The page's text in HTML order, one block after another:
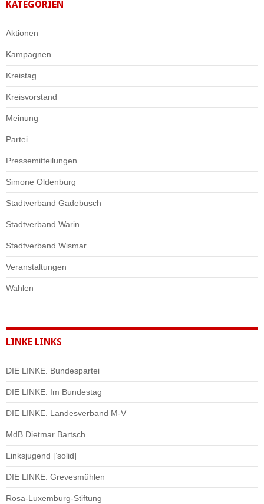
KATEGORIEN
Aktionen
Kampagnen
Kreistag
Kreisvorstand
Meinung
Partei
Pressemitteilungen
Simone Oldenburg
Stadtverband Gadebusch
Stadtverband Warin
Stadtverband Wismar
Veranstaltungen
Wahlen
LINKE LINKS
DIE LINKE. Bundespartei
DIE LINKE. Im Bundestag
DIE LINKE. Landesverband M-V
MdB Dietmar Bartsch
Linksjugend [’solid]
DIE LINKE. Grevesmühlen
Rosa-Luxemburg-Stiftung